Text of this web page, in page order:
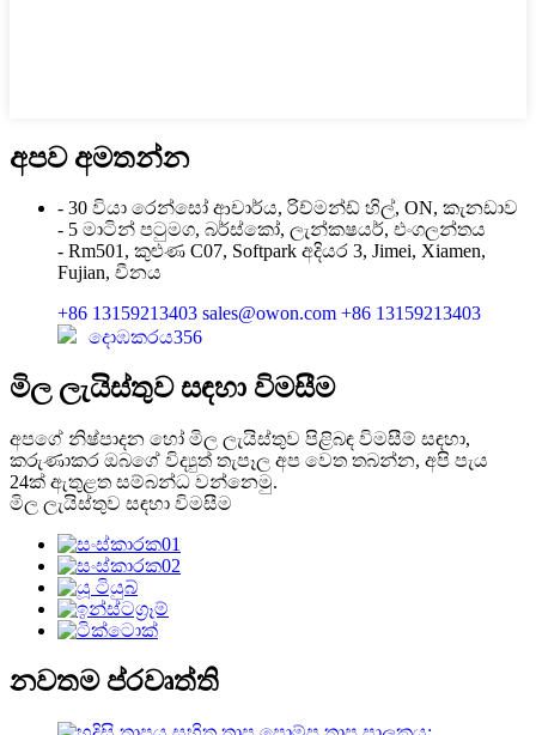
අපව අමතන්න
- 30 වියා රෙන්සෝ ආචාර්ය, රිච්මන්ඩ් හිල්, ON, කැනඩාව
- 5 මාටින් පටුමග, බර්ස්කෝ, ලැන්කෂයර්, එංගලන්තය
- Rm501, කුළුණ C07, Softpark අදියර 3, Jimei, Xiamen,
Fujian, චීනය
+86 13159213403 sales@owon.com +86 13159213403
දොඹකරය356
මිල ලැයිස්තුව සඳහා විමසීම
අපගේ නිෂ්පාදන හෝ මිල ලැයිස්තුව පිළිබඳ විමසීම් සඳහා,
කරුණාකර ඔබගේ විද්‍යුත් තැපෑල අප වෙත තබන්න, අපි පැය
24ක් ඇතුළත සම්බන්ධ වන්නෙමු.
මිල ලැයිස්තුව සඳහා විමසීම
නවතම ප්රවෘත්ති